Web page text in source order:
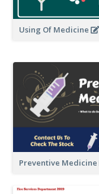
Using Of Medicine
Preventive Medicine